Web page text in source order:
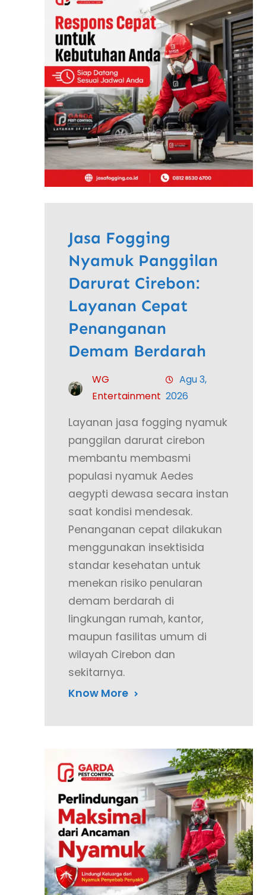
Jasa Fogging
Nyamuk Panggilan
Darurat Cirebon:
Layanan Cepat
Penanganan
Demam Berdarah
WG
Entertainment
Agu 3,
2026
Layanan jasa fogging nyamuk
panggilan darurat cirebon
membantu membasmi
populasi nyamuk Aedes
aegypti dewasa secara instan
saat kondisi mendesak.
Penanganan cepat dilakukan
menggunakan insektisida
standar kesehatan untuk
menekan risiko penularan
demam berdarah di
lingkungan rumah, kantor,
maupun fasilitas umum di
wilayah Cirebon dan
sekitarnya.
Know More